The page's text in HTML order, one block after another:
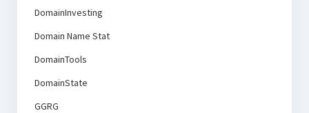
DomainInvesting
Domain Name Stat
DomainTools
DomainState
GGRG